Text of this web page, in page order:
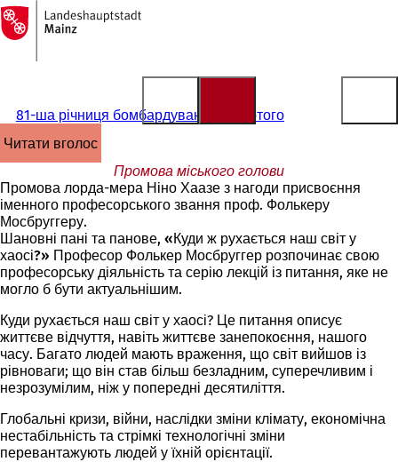
Перейти до змісту
На
головну
сторінку
81-ша річниця бомбардування 27 лютого
читати вголос
Промова міського голови
Промова лорда-мера Ніно Хаазе з нагоди присвоєння
іменного професорського звання проф. Фолькеру
Мосбруггеру.
Шановні пані та панове, «Куди ж рухається наш світ у
хаосі?» Професор Фолькер Мосбруггер розпочинає свою
професорську діяльність та серію лекцій із питання, яке не
могло б бути актуальнішим.
Куди рухається наш світ у хаосі? Це питання описує
життєве відчуття, навіть життєве занепокоєння, нашого
часу. Багато людей мають враження, що світ вийшов із
рівноваги; що він став більш безладним, суперечливим і
незрозумілим, ніж у попередні десятиліття.
Глобальні кризи, війни, наслідки зміни клімату, економічна
нестабільність та стрімкі технологічні зміни
перевантажують людей у їхній орієнтації.